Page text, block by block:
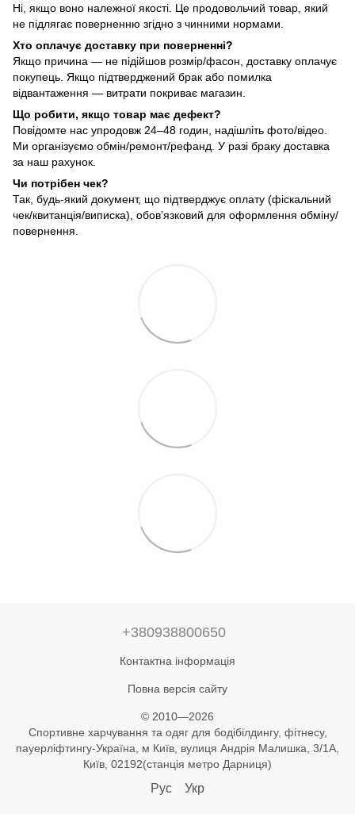
Ні, якщо воно належної якості. Це продовольчий товар, який
не підлягає поверненню згідно з чинними нормами.
Хто оплачує доставку при поверненні?
Якщо причина — не підійшов розмір/фасон, доставку оплачує
покупець. Якщо підтверджений брак або помилка
відвантаження — витрати покриває магазин.
Що робити, якщо товар має дефект?
Повідомте нас упродовж 24–48 годин, надішліть фото/відео.
Ми організуємо обмін/ремонт/рефанд. У разі браку доставка
за наш рахунок.
Чи потрібен чек?
Так, будь-який документ, що підтверджує оплату (фіскальний
чек/квитанція/виписка), обов’язковий для оформлення обміну/
повернення.
+380938800650
Контактна інформація
Повна версія сайту
© 2010—2026
Спортивне харчування та одяг для бодібілдингу, фітнесу,
пауерліфтингу-Україна, м Київ, вулиця Андрія Малишка, 3/1А,
Київ, 02192(станція метро Дарниця)
Рус Укр